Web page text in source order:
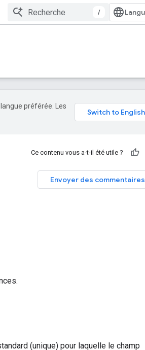
/
préférée. Les
Ce contenu vous a-t-il été utile ?
Envoyer des commentaires
(unique) pour laquelle le champ